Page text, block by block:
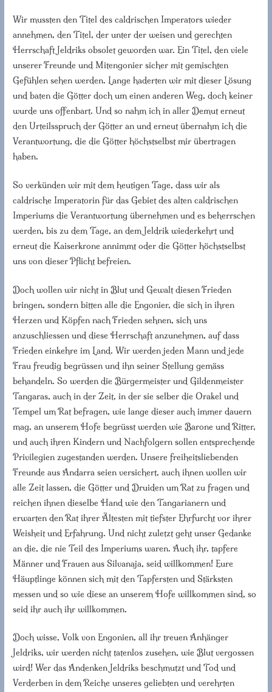
Wir mussten den Titel des caldrischen Imperators wieder
annehmen, den Titel, der unter der weisen und gerechten
Herrschaft Jeldriks obsolet geworden war. Ein Titel, den viele
unserer Freunde und Mitengonier sicher mit gemischten
Gefühlen sehen werden. Lange haderten wir mit dieser Lösung
und baten die Götter doch um einen anderen Weg, doch keiner
wurde uns offenbart. Und so nahm ich in aller Demut erneut
den Urteilsspruch der Götter an und erneut übernahm ich die
Verantwortung, die die Götter höchstselbst mir übertragen
haben.
So verkünden wir mit dem heutigen Tage, dass wir als
caldrische Imperatorin für das Gebiet des alten caldrischen
Imperiums die Verantwortung übernehmen und es beherrschen
werden, bis zu dem Tage, an dem Jeldrik wiederkehrt und
erneut die Kaiserkrone annimmt oder die Götter höchstselbst
uns von dieser Pflicht befreien.
Doch wollen wir nicht in Blut und Gewalt diesen Frieden
bringen, sondern bitten alle die Engonier, die sich in ihren
Herzen und Köpfen nach Frieden sehnen, sich uns
anzuschliessen und diese Herrschaft anzunehmen, auf dass
Frieden einkehre im Land. Wir werden jeden Mann und jede
Frau freudig begrüssen und ihn seiner Stellung gemäss
behandeln. So werden die Bürgermeister und Gildenmeister
Tangaras, auch in der Zeit, in der sie selber die Orakel und
Tempel um Rat befragen, wie lange dieser auch immer dauern
mag, an unserem Hofe begrüsst werden wie Barone und Ritter,
und auch ihren Kindern und Nachfolgern sollen entsprechende
Privilegien zugestanden werden. Unsere freiheitsliebenden
Freunde aus Andarra seien versichert, auch ihnen wollen wir
alle Zeit lassen, die Götter und Druiden um Rat zu fragen und
reichen ihnen dieselbe Hand wie den Tangarianern und
erwarten den Rat ihrer Ältesten mit tiefster Ehrfurcht vor ihrer
Weisheit und Erfahrung. Und nicht zuletzt geht unser Gedanke
an die, die nie Teil des Imperiums waren. Auch ihr, tapfere
Männer und Frauen aus Silvanaja, seid willkommen! Eure
Häuptlinge können sich mit den Tapfersten und Stärksten
messen und so wie diese an unserem Hofe willkommen sind, so
seid ihr auch ihr willkommen.
Doch wisse, Volk von Engonien, all ihr treuen Anhänger
Jeldriks, wir werden nicht tatenlos zusehen, wie Blut vergossen
wird! Wer das Andenken Jeldriks beschmutzt und Tod und
Verderben in dem Reiche unseres geliebten und verehrten